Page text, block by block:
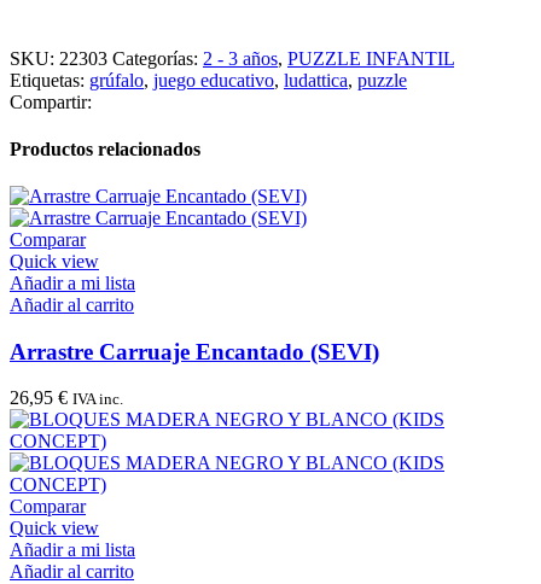
SKU: 22303 Categorías: 2 - 3 años, PUZZLE INFANTIL
Etiquetas: grúfalo, juego educativo, ludattica, puzzle
Compartir:
Productos relacionados
Comparar
Quick view
Añadir a mi lista
Añadir al carrito
Arrastre Carruaje Encantado (SEVI)
26,95 € IVA inc.
Comparar
Quick view
Añadir a mi lista
Añadir al carrito